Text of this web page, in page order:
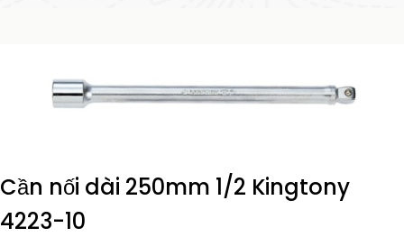
Cần nối dài 250mm 1/2 Kingtony
4223-10